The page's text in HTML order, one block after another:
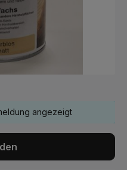
angezeigt